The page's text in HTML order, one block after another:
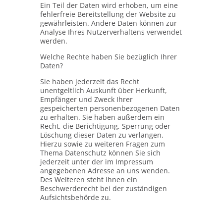
Ein Teil der Daten wird erhoben, um eine
fehlerfreie Bereitstellung der Website zu
gewährleisten. Andere Daten können zur
Analyse Ihres Nutzerverhaltens verwendet
werden.
Welche Rechte haben Sie bezüglich Ihrer
Daten?
Sie haben jederzeit das Recht
unentgeltlich Auskunft über Herkunft,
Empfänger und Zweck Ihrer
gespeicherten personenbezogenen Daten
zu erhalten. Sie haben außerdem ein
Recht, die Berichtigung, Sperrung oder
Löschung dieser Daten zu verlangen.
Hierzu sowie zu weiteren Fragen zum
Thema Datenschutz können Sie sich
jederzeit unter der im Impressum
angegebenen Adresse an uns wenden.
Des Weiteren steht Ihnen ein
Beschwerderecht bei der zuständigen
Aufsichtsbehörde zu.